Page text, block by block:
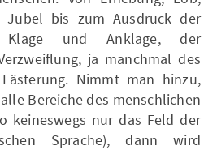
Jubel bis zum Ausdruck der
Klage und Anklage, der
ja manchmal des
Nimmt man hinzu,
Bereiche des menschlichen
keineswegs nur das Feld der
Sprache), dann wird